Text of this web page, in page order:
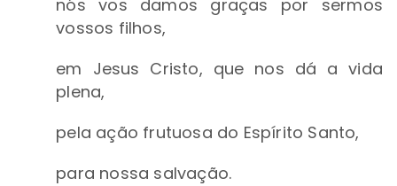
nós vos damos graças por sermos
vossos filhos,
em Jesus Cristo, que nos dá a vida
plena,
pela ação frutuosa do Espírito Santo,
para nossa salvação.